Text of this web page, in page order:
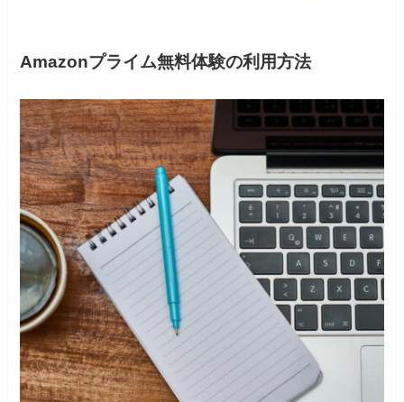
Amazonプライム無料体験の利用方法